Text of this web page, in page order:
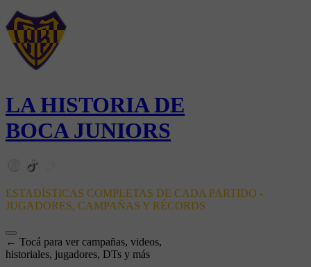
LA HISTORIA DE
BOCA JUNIORS
ESTADÍSTICAS COMPLETAS DE CADA PARTIDO -
JUGADORES, CAMPAÑAS Y RÉCORDS
← Tocá para ver campañas, videos,
historiales, jugadores, DTs y más